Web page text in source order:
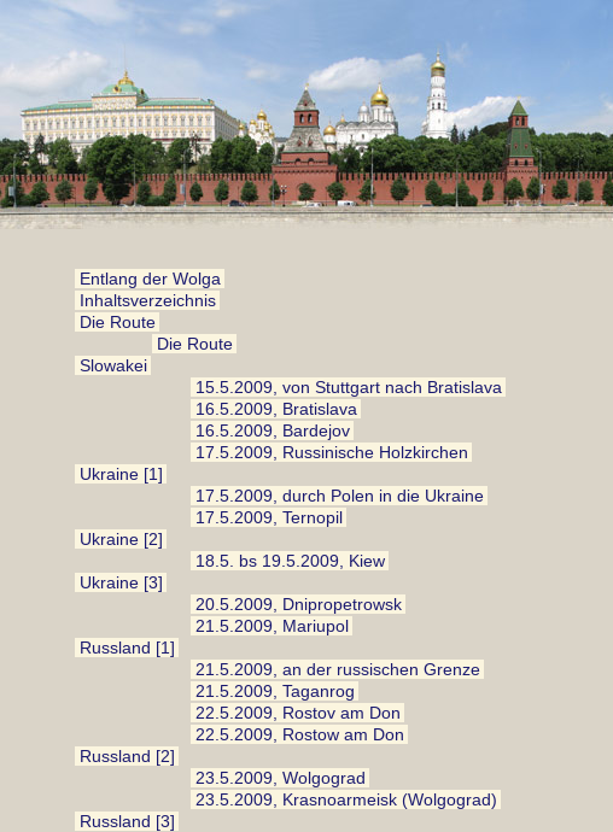
Entlang der Wolga
Inhaltsverzeichnis
Die Route
Die Route
Slowakei
15.5.2009, von Stuttgart nach Bratislava
16.5.2009, Bratislava
16.5.2009, Bardejov
17.5.2009, Russinische Holzkirchen
Ukraine [1]
17.5.2009, durch Polen in die Ukraine
17.5.2009, Ternopil
Ukraine [2]
18.5. bs 19.5.2009, Kiew
Ukraine [3]
20.5.2009, Dnipropetrowsk
21.5.2009, Mariupol
Russland [1]
21.5.2009, an der russischen Grenze
21.5.2009, Taganrog
22.5.2009, Rostov am Don
22.5.2009, Rostow am Don
Russland [2]
23.5.2009, Wolgograd
23.5.2009, Krasnoarmeisk (Wolgograd)
Russland [3]